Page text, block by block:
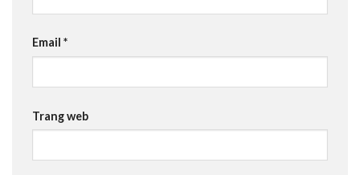
Email *
Trang web